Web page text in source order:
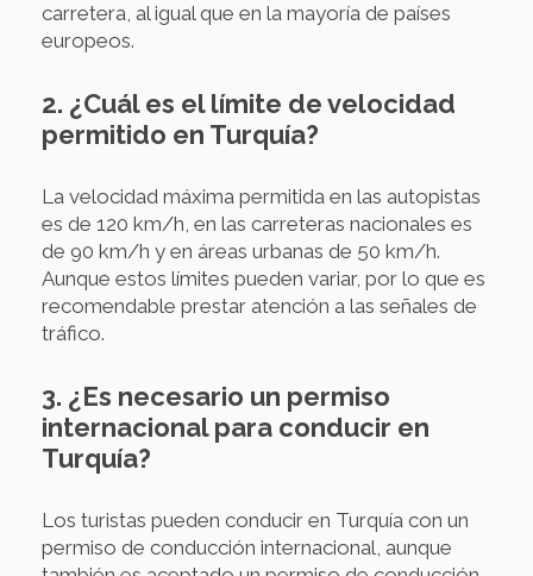
carretera, al igual que en la mayoría de países
europeos.
2. ¿Cuál es el límite de velocidad
permitido en Turquía?
La velocidad máxima permitida en las autopistas
es de 120 km/h, en las carreteras nacionales es
de 90 km/h y en áreas urbanas de 50 km/h.
Aunque estos límites pueden variar, por lo que es
recomendable prestar atención a las señales de
tráfico.
3. ¿Es necesario un permiso
internacional para conducir en
Turquía?
Los turistas pueden conducir en Turquía con un
permiso de conducción internacional, aunque